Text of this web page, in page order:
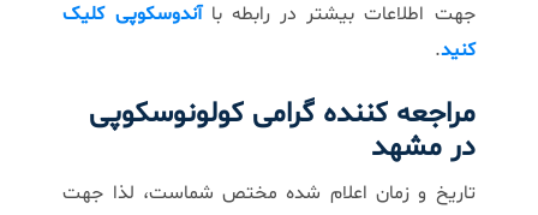
جهت اطلاعات بیشتر در رابطه باآندوسکوپی کلیک
کنید.
مراجعه کننده گرامی کولونوسکوپی
در مشهد
تاریخ و زمان اعلام شده مختص شماست، لذا جهت